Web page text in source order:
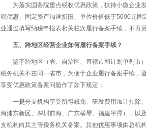
为落实国务院重点税收优惠政策，扶持小微企业
税优惠、固定资产加速折旧、单位价值低于5000元
业通过填写纳税申报表相关栏次履行备案手续，不再
五、跨地区经营企业如何履行备案手续？
鉴于跨地区（省、自治区、直辖市和计划单列市
税务机关不在同一省市，为便于企业履行备案手续，
享受优惠政策备案问题作了如下规定：
一是分支机构享受所得减免、研发费用加计扣除
海浦东新区、深圳前海、广东横琴、福建平潭），以
支机构向其主管税务机关备案。其他优惠事项由总机构